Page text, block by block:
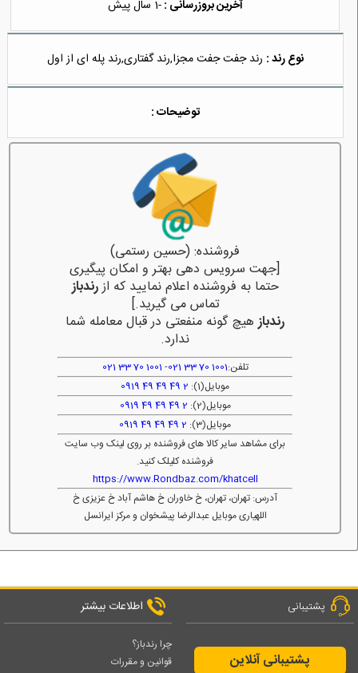
آخرین بروزرسانی :-1 سال پیش
نوع رند : رند جفت جفت مجزا,رند گفتاری,رند پله ای از اول
توضیحات :
فروشنده: (حسین رستمی)
[جهت سرویس دهی بهتر و امکان پیگیری
حتما به فروشنده اعلام نمایید که ازرندباز
تماس می گیرید.]
رندبازهیچ گونه منفعتی در قبال معامله شما
ندارد.
تلفن:1001 70 33 021
-
1001 70 33 021
موبایل(1):
2 49 49 49 0919
موبایل(2):
2 49 49 49 0919
موبایل(3):
2 49 49 49 0919
برای مشاهد سایر کالا های فروشنده بر روی لینک وب سایت
فروشنده کلیلک کنید.
https://www.Rondbaz.com/khatcell
آدرس: تهران، تهران، خ خاوران خ هاشم آباد خ عزیزی خ
اللهیاری موبایل عبدالرضا پیشخوان و مرکز ایرانسل
پشتیبانی
پشتیبانی آنلاین
اطلاعات بیشتر
چرا رندباز؟
قوانین و مقررات